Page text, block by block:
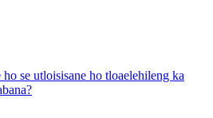
se utloisisane ho tloaelehileng ka